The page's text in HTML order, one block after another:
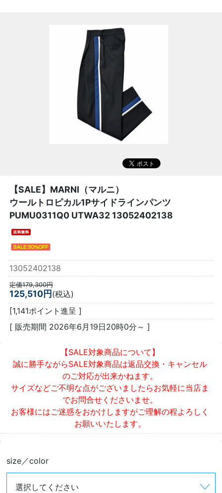
【SALE】 MARNI（マルニ）
ウールトロピカル1Pサイドラインパンツ
PUMU0311Q0 UTWA32 13052402138
13052402138
定価179,300円
125,510円(税込)
[1,141ポイント進呈 ]
[ 販売期間 2026年6月19日20時0分 ～ ]
【SALE対象商品について】
誠に勝手ながらSALE対象商品は返品交換・キャンセル
のご対応が出来かねます。
サイズなどご不明な点がございましたらお気軽に当店ま
でお問合せくださいませ。
お客様にはご迷惑をおかけしますがご理解の程よろしく
お願いいたします。
size／color